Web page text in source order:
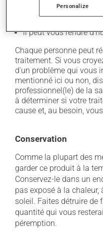
il peut causer des
vomissements;
il peut vous rendre
Chaque personne peut
traitement. Si vous
d'un problème qui vous
mentionné ici ou non,
professionnel(le) de la
à déterminer si votre
cause et, au besoin,
Conservation
Comme la plupart des
garder ce produit à la
Conservez-le dans un
pas exposé à la
soleil. Faites détruire de
quantité qui vous
péremption.
Personalize